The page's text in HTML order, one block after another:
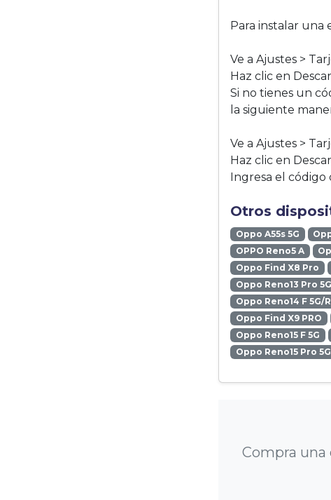
Para instalar una
Ve a Ajustes >
Haz clic en
Si no tienes un
la siguiente
Ve a Ajustes >
Haz clic en
Ingresa el
Otros
Oppo A55s 5G
OPPO Reno5 A
Oppo Find X8 Pro
Oppo Reno13 Pro 5G
Oppo Reno14 F 5G/
Oppo Find X9 PRO
Oppo Reno15 F 5G
Oppo Reno15 Pro 5G
Compra una